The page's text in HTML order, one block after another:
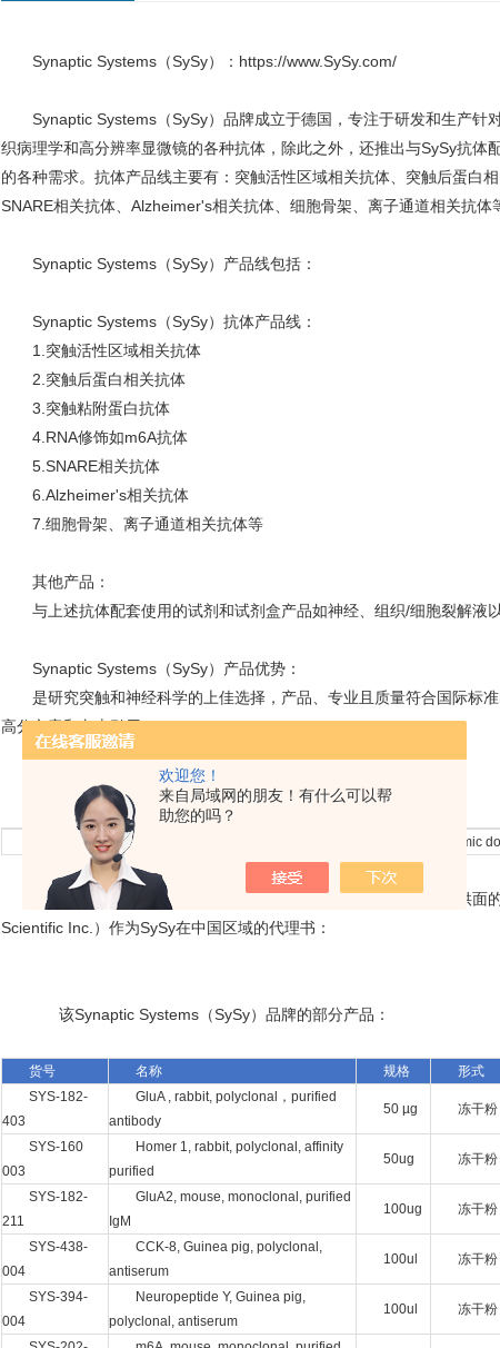
欢迎您！
来自局域网的朋友！有什么可以帮
助您的吗？
Synaptic Systems（SySy）：https://www.SySy.com/
Synaptic Systems（SySy）品牌成立于德国，专注于研发和生产针
织病理学和高分辨率显微镜的各种抗体，除此之外，还推出与SySy抗体
的各种需求。抗体产品线主要有：突触活性区域相关抗体、突触后蛋白
SNARE相关抗体、Alzheimer's相关抗体、细胞骨架、离子通道相关抗体
Synaptic Systems（SySy） 产品线包括：
Synaptic Systems（SySy） 抗体产品线：
1.突触活性区域相关抗体
2.突触后蛋白相关抗体
3.突触粘附蛋白抗体
4.RNA修饰如m6A抗体
5.SNARE相关抗体
6.Alzheimer's相关抗体
7.细胞骨架、离子通道相关抗体等
其他产品：
与上述抗体配套使用的试剂和试剂盒产品如神经、组织/细胞裂解液
Synaptic Systems（SySy） 产品优势：
是研究突触和神经科学的上佳选择，产品、专业且质量符合国际标
高分文章和杂志引用。
产品结果图：
cat# 141- 004 Bassoon cat# 131- 006 VGAT cytoplasmic
作为SySy在中国的区域总代理，科技有限公司将为中国客户提供
Scientific Inc.）作为SySy在中国区域的代理书：
该Synaptic Systems（SySy） 品牌的部分产品：
货号 名称 规格 形式
SYS-182-
403
GluA , rabbit, polyclonal，purified
antibody
50 µg 冻干粉
SYS-160
003
Homer 1, rabbit, polyclonal, affinity
purified
50ug 冻干粉
SYS-182-
211
GluA2, mouse, monoclonal, purified
IgM
100ug 冻干粉
SYS-438-
004
CCK-8, Guinea pig, polyclonal,
antiserum
100ul 冻干粉
SYS-394-
004
Neuropeptide Y, Guinea pig,
polyclonal, antiserum
100ul 冻干粉